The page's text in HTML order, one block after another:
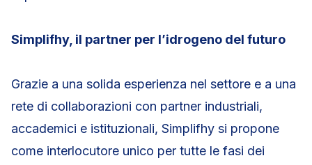
Simplifhy, il partner per l’idrogeno del futuro
Grazie a una solida esperienza nel settore e a una
rete di collaborazioni con partner industriali,
accademici e istituzionali, Simplifhy si propone
come interlocutore unico per tutte le fasi dei